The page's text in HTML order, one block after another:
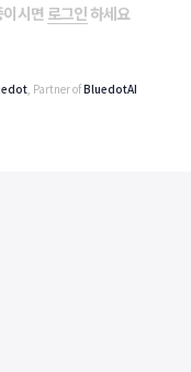
시면 로그인하세요
, Partner ofBluedotAI